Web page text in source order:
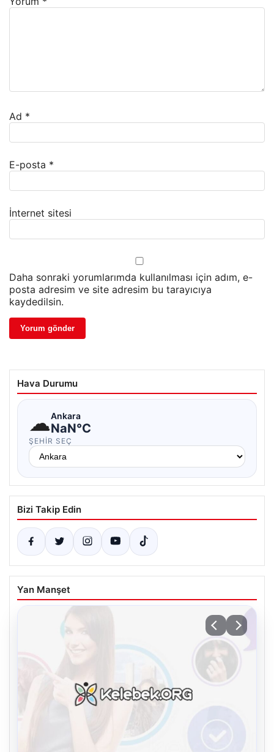
Ad *
E-posta *
İnternet sitesi
Daha sonraki yorumlarımda kullanılması için adım, e-
posta adresim ve site adresim bu tarayıcıya
kaydedilsin.
Hava Durumu
☁Ankara
NaN°C
ŞEHIR SEÇ
Bizi Takip Edin
Yan Manşet